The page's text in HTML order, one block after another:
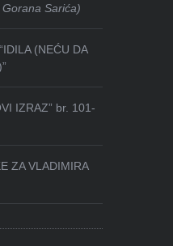
Sarića)
(NEĆU DA
IZRAZ” br. 101-
ZA VLADIMIRA